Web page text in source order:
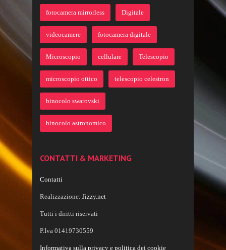
fotocamera mirrorless Digitale
videocamere fotocamera digitale
Microscopio cellulare Telescopio
microscopio ottico telescopio celestron
binocolo swarovski
binocolo astronomico
CONTATTI & MARKETING
Contatti
Realizzazione: Jizzy.net
Tutti i diritti riservati
P.Iva 01419730559
Informativa sulla privacy e politica dei cookie